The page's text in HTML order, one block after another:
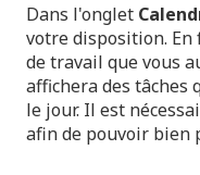
Dans l'onglet
votre disposition.
de travail que vous
affichera des tâches
le jour. Il est
afin de pouvoir bien